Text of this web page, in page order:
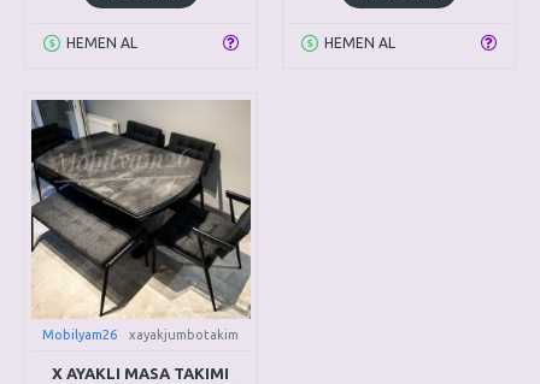
HEMEN AL HEMEN AL
Mobilyam26 xayakjumbotakim
X AYAKLI MASA TAKIMI